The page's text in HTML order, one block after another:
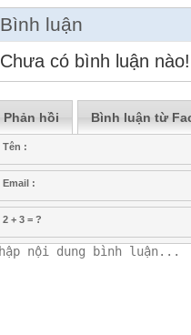
Bình luận
Chưa có bình luận nào!
Phản hồi Bình luận từ
Tên :
Email :
2 + 3 = ?